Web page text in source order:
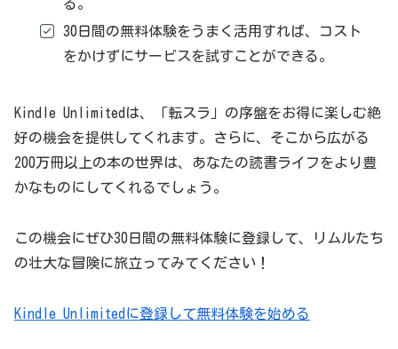
る。
30日間の無料体験をうまく活用すれば、コスト
をかけずにサービスを試すことができる。
Kindle Unlimitedは、「転スラ」の序盤をお得に楽しむ絶
好の機会を提供してくれます。さらに、そこから広がる
200万冊以上の本の世界は、あなたの読書ライフをより豊
かなものにしてくれるでしょう。
この機会にぜひ30日間の無料体験に登録して、リムルたち
の壮大な冒険に旅立ってみてください！
Kindle Unlimitedに登録して無料体験を始める